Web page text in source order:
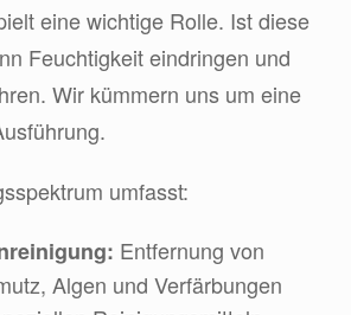
eine wichtige Rolle. Ist diese
Feuchtigkeit eindringen und
Wir kümmern uns um eine
umfasst:
Entfernung von
Algen und Verfärbungen